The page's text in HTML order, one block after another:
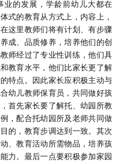
业的发展，学龄前幼儿大都在
式的教育从方式上，内容上，
这里教师们将有计划、有步骤
成、品质修养，培养他们的创
师经过了专业性训练，他们具
教育水平，他们比家长更了解
特点。因此家长应积极主动与
幼儿教师保育员，共同做好孩
首先家长要了解托、幼园所教
，配合托幼园所及老师共同做
的，教育步调达到一致。其次
、教育活动所需物品，培养孩
力。最后一点要积极参加家园